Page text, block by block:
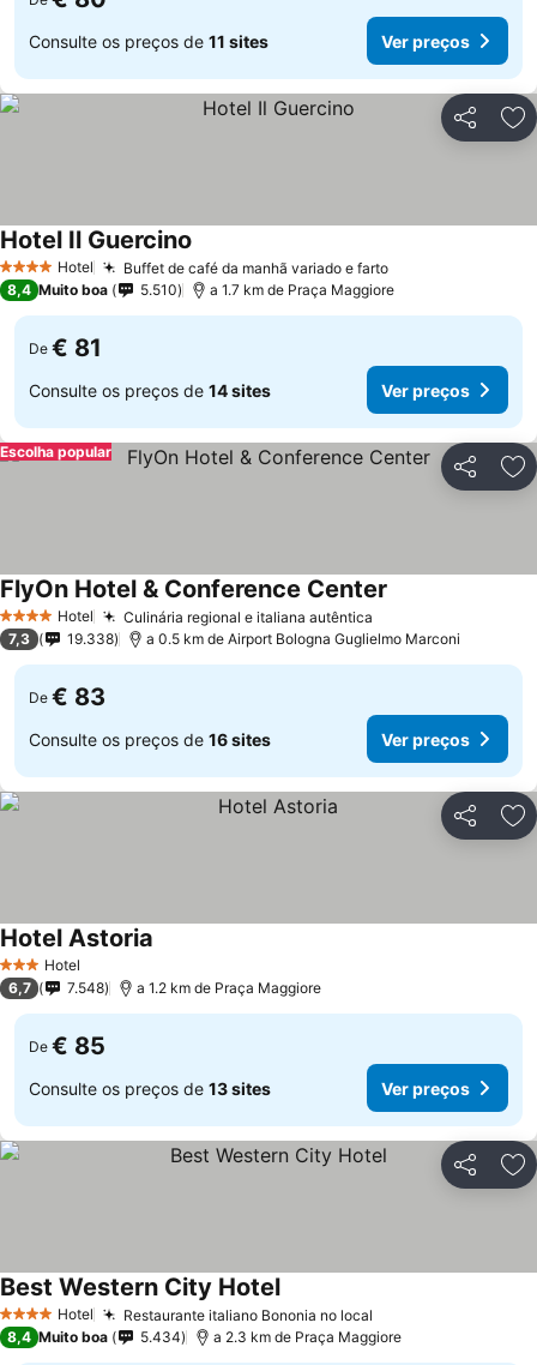
Consulte os preços de 11 sites Ver preços
Partilhar
4 EstrelasHotel Buffet de café da manhã variado e fartoVer preços
Hotel Il Guercino
8,4 Muito boa 5.510 a 1.7 km de Praça Maggiore
De € 81
Consulte os preços de 14 sites Ver preços
Partilhar
Escolha popular
4 EstrelasHotel Culinária regional e italiana autêntica
FlyOn Hotel & Conference Center
7,3 19.338 a 0.5 km de Airport Bologna Guglielmo Marconi
De € 83
Consulte os preços de 16 sites Ver preços
Partilhar
3 EstrelasHotel
Hotel Astoria
6,7 7.548 a 1.2 km de Praça Maggiore
De € 85
Consulte os preços de 13 sites Ver preços
Partilhar
4 EstrelasHotel Restaurante italiano Bononia no local
Best Western City HotelVer preços
8,4 Muito boa 5.434 a 2.3 km de Praça Maggiore